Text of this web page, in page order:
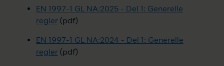
EN 1997-1 GL NA:2025 - Del 1: Generelle
regler(pdf)
EN 1997-1 GL NA:2024 - Del 1: Generelle
regler(pdf)